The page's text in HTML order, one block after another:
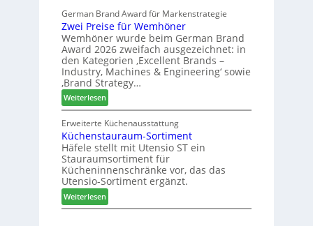
t
Z
u
k
u
n
f
t
s
t
F
ü
h
r
u
n
g
a
n
v
e
d
i
u
n
d
H
u
b
t
e
x
s
t
e
German Brand Award für Markenstrategie
Zwei Preise für Wemhöner
Wemhöner wurde beim German Brand
Award 2026 zweifach ausgezeichnet: in
den Kategorien ‚Excellent Brands –
Industry, Machines & Engineering‘ sowie
‚Brand Strategy…
Weiterlesen:
Z
w
e
i
P
r
e
i
s
Erweiterte Küchenausstattung
Küchenstauraum-Sortiment
Häfele stellt mit Utensio ST ein
Stauraumsortiment für
Kücheninnenschränke vor, das das
Utensio-Sortiment ergänzt.
Weiterlesen:
K